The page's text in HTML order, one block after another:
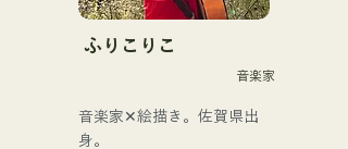
出來。時而柔和、時而激昂
的旋律和歌詞，加上樂團成
以「令和歌謠搖滾」為名，
活躍於樂壇。
ふりこりこ
音楽家
音楽家✕絵描き。佐賀県出
身。